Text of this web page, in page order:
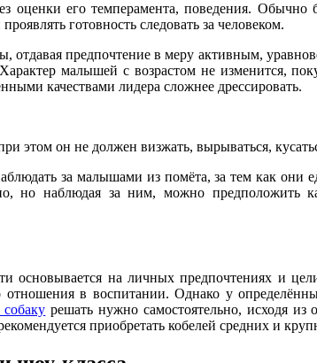
оценки его темперамента, поведения.
готовность следовать за человеком.
отдавая предпочтение в меру активным,
малышей с возрастом не изменится,
качествами лидера сложнее дрессировать.
этом он не должен визжать, вырываться,
за малышами из помёта, за тем как они
но наблюдая за ним, можно
на личных предпочтениях и
в воспитании. Однако у
решать нужно самостоятельно, исходя
приобретать кобелей средних и